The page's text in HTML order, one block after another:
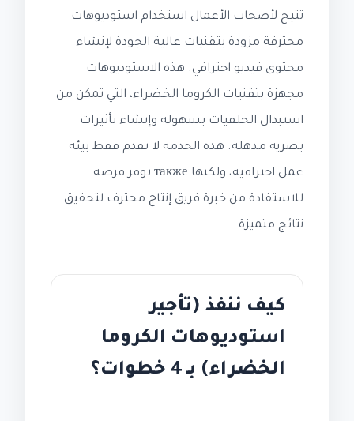
تتيح لأصحاب الأعمال استخدام استوديوهات
محترفة مزودة بتقنيات عالية الجودة لإنشاء
محتوى فيديو احترافي. هذه الاستوديوهات
مجهزة بتقنيات الكروما الخضراء، التي تمكن من
استبدال الخلفيات بسهولة وإنشاء تأثيرات
بصرية مذهلة. هذه الخدمة لا تقدم فقط بيئة
عمل احترافية، ولكنها также توفر فرصة
للاستفادة من خبرة فريق إنتاج محترف لتحقيق
نتائج متميزة.
كيف ننفذ (تأجير
استوديوهات الكروما
الخضراء) بـ 4 خطوات؟